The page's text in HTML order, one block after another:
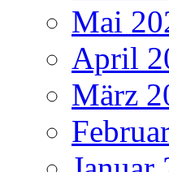
Mai
April
März